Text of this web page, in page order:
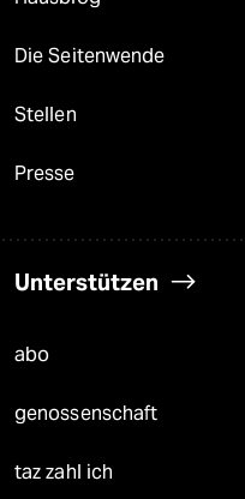
Die Seitenwende
Stellen
Presse
Unterstützen
abo
genossenschaft
taz zahl ich